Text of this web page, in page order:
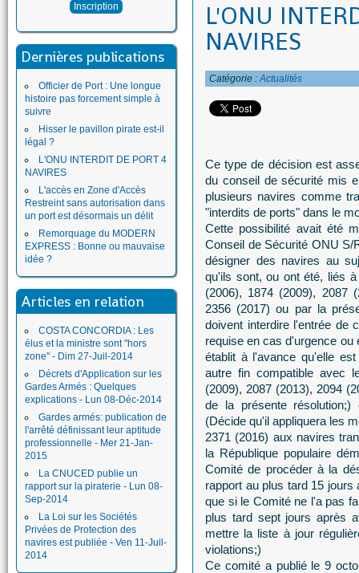
Dernières publications
Officier de Port : Une longue
histoire pas forcement simple à
suivre
Hisser le pavillon pirate est-il
légal ?
L'ONU INTERDIT DE PORT 4
NAVIRES
L'accès en Zone d'Accès
Restreint sans autorisation dans
un port est désormais un délit
Remorquage du MODERN
EXPRESS : Bonne ou mauvaise
idée ?
Articles en relation
COSTA CONCORDIA : Les
élus et la ministre sont "hors
zone" - Dim 27-Juil-2014
Décrets d'Application sur les
Gardes Armés : Quelques
explications - Lun 08-Déc-2014
Gardes armés: publication de
l'arrêté définissant leur aptitude
professionnelle - Mer 21-Jan-
2015
La CNUCED publie un
rapport sur la piraterie - Lun 08-
Sep-2014
La Loi sur les Sociétés
Privées de Protection des
navires est publiée - Ven 11-Juil-
2014
L'ONU
NAVIRES
Catégorie :Actualités
Ce type de décision est
du conseil de sécurité mis
plusieurs navires comme
"interdits de ports" dans le
Cette possibilité avait été
Conseil de Sécurité ONU S/
désigner des navires au
qu'ils sont, ou ont été, liés
(2006), 1874 (2009), 2087
2356 (2017) ou par la
doivent interdire l'entrée de
requise en cas d'urgence ou
établit à l'avance qu'elle
autre fin compatible avec
(2009), 2087 (2013), 2094
de la présente
(Décide qu'il appliquera les
2371 (2016) aux navires
la République populaire
Comité de procéder à la
rapport au plus tard 15 jours
que si le Comité ne l'a pas
plus tard sept jours après
mettre la liste à jour
violations;)
Ce comité a publié le 9